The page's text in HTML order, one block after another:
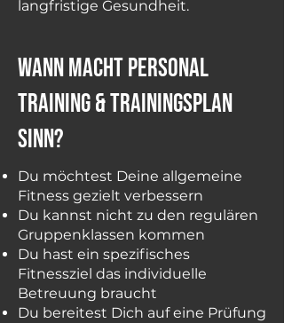
langfristige Gesundheit.
Wann macht Personal
Training & Trainingsplan
Sinn?
Du möchtest Deine allgemeine
Fitness gezielt verbessern
Du kannst nicht zu den regulären
Gruppenklassen kommen
Du hast ein spezifisches
Fitnessziel das individuelle
Betreuung braucht
Du bereitest Dich auf eine Prüfung